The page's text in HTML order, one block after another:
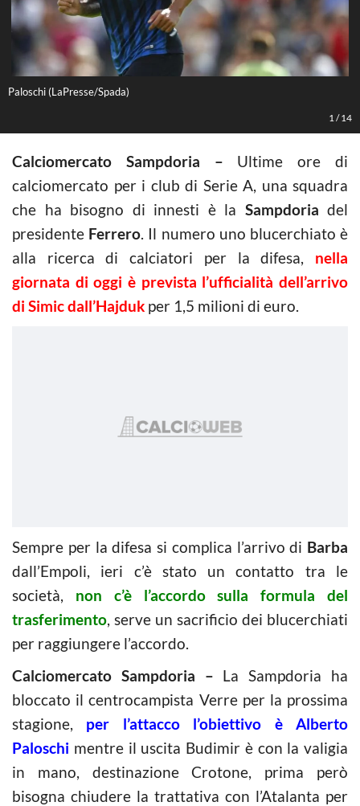
Paloschi (LaPresse/Spada)
1 /14
Calciomercato Sampdoria – Ultime ore di
calciomercato per i club di Serie A, una squadra
che ha bisogno di innesti è la Sampdoria del
presidente Ferrero. Il numero uno blucerchiato è
alla ricerca di calciatori per la difesa, nella
giornata di oggi è prevista l’ufficialità dell’arrivo
di Simic dall’Hajduk per 1,5 milioni di euro.
Sempre per la difesa si complica l’arrivo di Barba
dall’Empoli, ieri c’è stato un contatto tra le
società, non c’è l’accordo sulla formula del
trasferimento, serve un sacrificio dei blucerchiati
per raggiungere l’accordo.
Calciomercato Sampdoria – La Sampdoria ha
bloccato il centrocampista Verre per la prossima
stagione, per l’attacco l’obiettivo è Alberto
Paloschi mentre il uscita Budimir è con la valigia
in mano, destinazione Crotone, prima però
bisogna chiudere la trattativa con l’Atalanta per